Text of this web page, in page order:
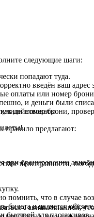
следующие шаги:
попадают туда.
введён ваш
оплаты или номер
и деньги были
номер брони,
действовать:
предлагают:
неисправности,
с авиакомпанией,
при бронировании
помнить, что в случае
и является
быстрой для пассажиров.